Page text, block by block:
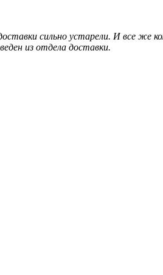
сильно устарели. И все же
из отдела доставки.